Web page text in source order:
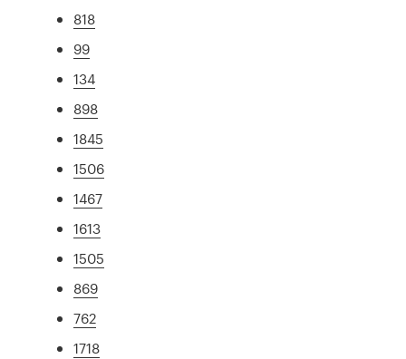
818
99
134
898
1845
1506
1467
1613
1505
869
762
1718